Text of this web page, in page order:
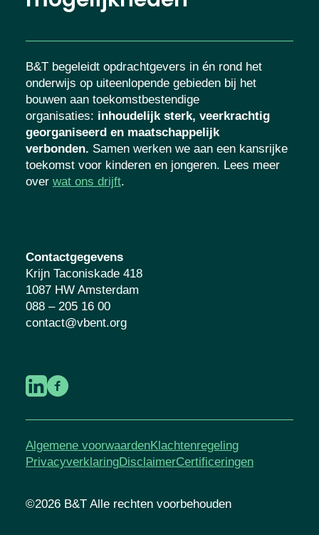
B&T begeleidt opdrachtgevers in én rond het
onderwijs op uiteenlopende gebieden bij het
bouwen aan toekomstbestendige
organisaties: inhoudelijk sterk, veerkrachtig
georganiseerd en maatschappelijk
verbonden. Samen werken we aan een kansrijke
toekomst voor kinderen en jongeren. Lees meer
over wat ons drijft.
Contactgegevens
Krijn Taconiskade 418
1087 HW Amsterdam
088 – 205 16 00
contact@vbent.org
Algemene voorwaardenKlachtenregeling
PrivacyverklaringDisclaimerCertificeringen
©2026 B&T Alle rechten voorbehouden